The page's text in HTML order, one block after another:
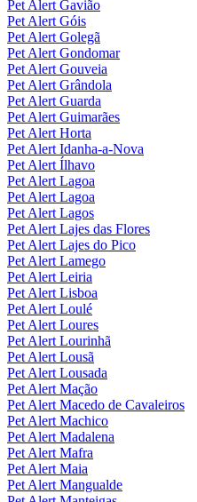
Pet Alert Gavião
Pet Alert Góis
Pet Alert Golegã
Pet Alert Gondomar
Pet Alert Gouveia
Pet Alert Grândola
Pet Alert Guarda
Pet Alert Guimarães
Pet Alert Horta
Pet Alert Idanha-a-Nova
Pet Alert Ílhavo
Pet Alert Lagoa
Pet Alert Lagoa
Pet Alert Lagos
Pet Alert Lajes das Flores
Pet Alert Lajes do Pico
Pet Alert Lamego
Pet Alert Leiria
Pet Alert Lisboa
Pet Alert Loulé
Pet Alert Loures
Pet Alert Lourinhã
Pet Alert Lousã
Pet Alert Lousada
Pet Alert Mação
Pet Alert Macedo de Cavaleiros
Pet Alert Machico
Pet Alert Madalena
Pet Alert Mafra
Pet Alert Maia
Pet Alert Mangualde